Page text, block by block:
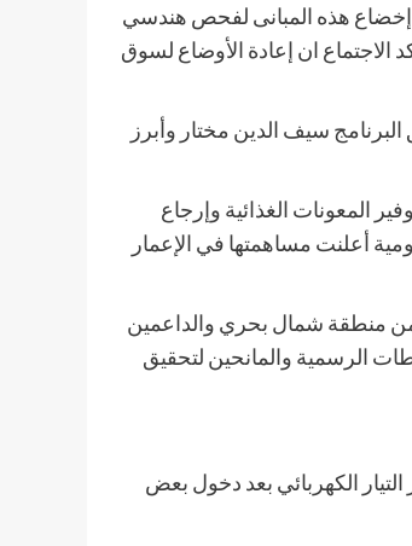
إخضاع هذه المبانى لفحص هندسي
الاجتماع ان إعادة الأوضاع لسوق
سيف الدين مختار وأبرز
المعونات الغذائية وإرجاع
أعلنت مساهمتها في الإعمار
من منطقة شمال بحري والداعمين
الرسمية والمانحين لتحقيق
الكهربائي بعد دخول بعض